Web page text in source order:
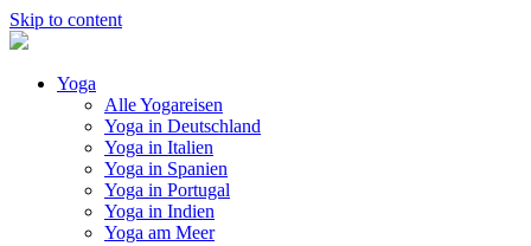
Skip to content
Yoga
Alle Yogareisen
Yoga in Deutschland
Yoga in Italien
Yoga in Spanien
Yoga in Portugal
Yoga in Indien
Yoga am Meer